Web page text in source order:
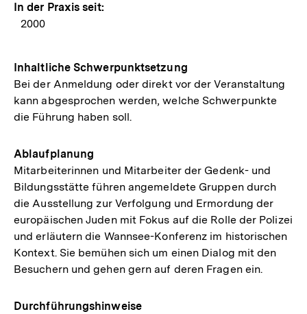
In der Praxis seit:
2000
Inhaltliche Schwerpunktsetzung
Bei der Anmeldung oder direkt vor der Veranstaltung
kann abgesprochen werden, welche Schwerpunkte
die Führung haben soll.
Ablaufplanung
Mitarbeiterinnen und Mitarbeiter der Gedenk- und
Bildungsstätte führen angemeldete Gruppen durch
die Ausstellung zur Verfolgung und Ermordung der
europäischen Juden mit Fokus auf die Rolle der Polizei
und erläutern die Wannsee-Konferenz im historischen
Kontext. Sie bemühen sich um einen Dialog mit den
Besuchern und gehen gern auf deren Fragen ein.
Durchführungshinweise